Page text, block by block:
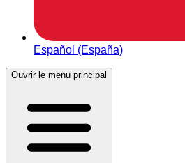
Español (España)
Ouvrir le menu principal